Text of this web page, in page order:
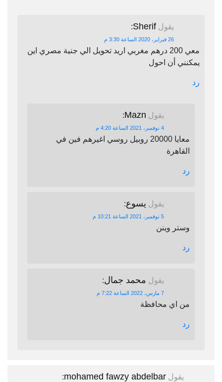
Sherif
معي 200 درهم مغربي اريد تحويل الي جنية مصري اين
يمكنني أن احول
رد
Mazn
:
معايا 20000 روبيل روسي اغيرهم فين في
القاهرة
رد
يسوع
وستر وينن
رد
محمد جمال:
من اي محافظة
رد
mohamed fawzy abdelbar
: